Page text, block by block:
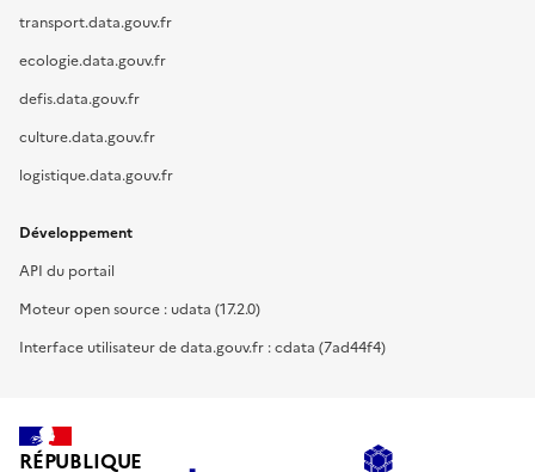
transport.data.gouv.fr
ecologie.data.gouv.fr
defis.data.gouv.fr
culture.data.gouv.fr
logistique.data.gouv.fr
Développement
API du portail
Moteur open source : udata (17.2.0)
Interface utilisateur de data.gouv.fr : cdata (7ad44f4)
RÉPUBLIQUE